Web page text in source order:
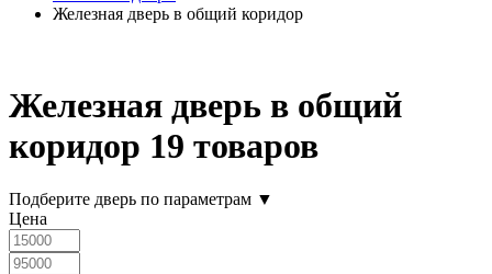
Железная дверь в общий коридор
Железная дверь в общий
коридор 19 товаров
Подберите дверь по параметрам ▼
Цена